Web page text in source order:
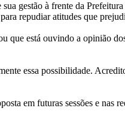
gestão à frente da
repudiar atitudes que
está ouvindo a opinião
essa possibilidade.
em futuras sessões e nas